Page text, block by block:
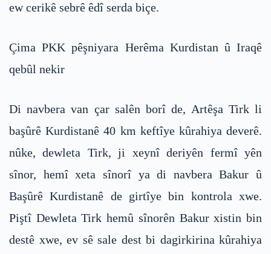
ew cerikê sebrê êdî serda biçe.
Çima PKK pêşniyara Herêma Kurdistan û Iraqê
qebûl nekir
Di navbera van çar salên borî de, Artêşa Tirk li
başûrê Kurdistanê 40 km keftîye kûrahiya deverê.
nûke, dewleta Tirk, ji xeynî deriyên fermî yên
sînor, hemî xeta sînorî ya di navbera Bakur û
Başûrê Kurdistanê de girtîye bin kontrola xwe.
Piştî Dewleta Tirk hemû sînorên Bakur xistin bin
destê xwe, ev sê sale dest bi dagirkirina kûrahiya